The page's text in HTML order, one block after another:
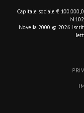
Capitale sociale €
Novella 2000 © 2026.